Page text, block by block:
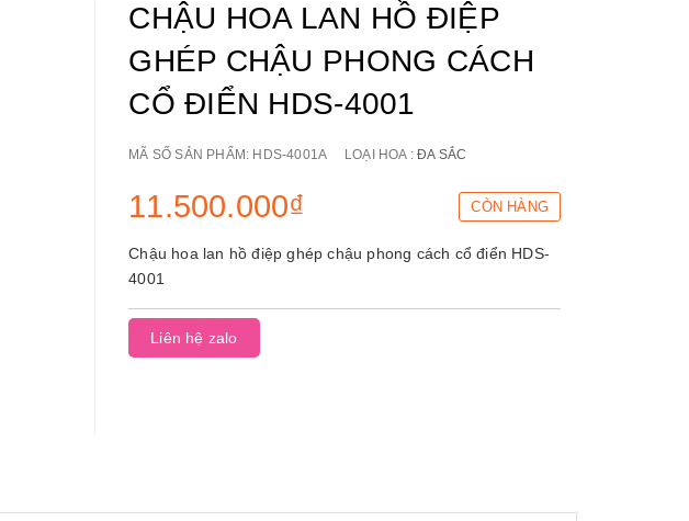
CHẬU HOA LAN HỒ ĐIỆP
GHÉP CHẬU PHONG CÁCH
CỔ ĐIỂN HDS-4001
MÃ SỐ SẢN PHẨM: HDS-4001A LOẠI HOA :ĐA SẮC
11.500.000₫ CÒN HÀNG
Chậu hoa lan hồ điệp ghép chậu phong cách cổ điển HDS-
4001
Liên hệ zalo